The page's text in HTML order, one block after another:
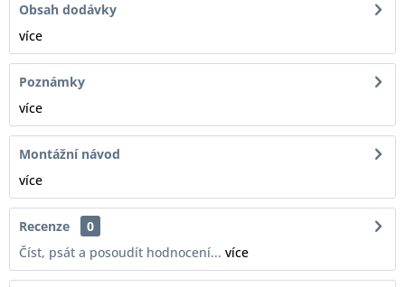
Obsah dodávky
více
Poznámky
více
Montážní návod
více
Recenze
0
Číst, psát a posoudít hodnocení... více